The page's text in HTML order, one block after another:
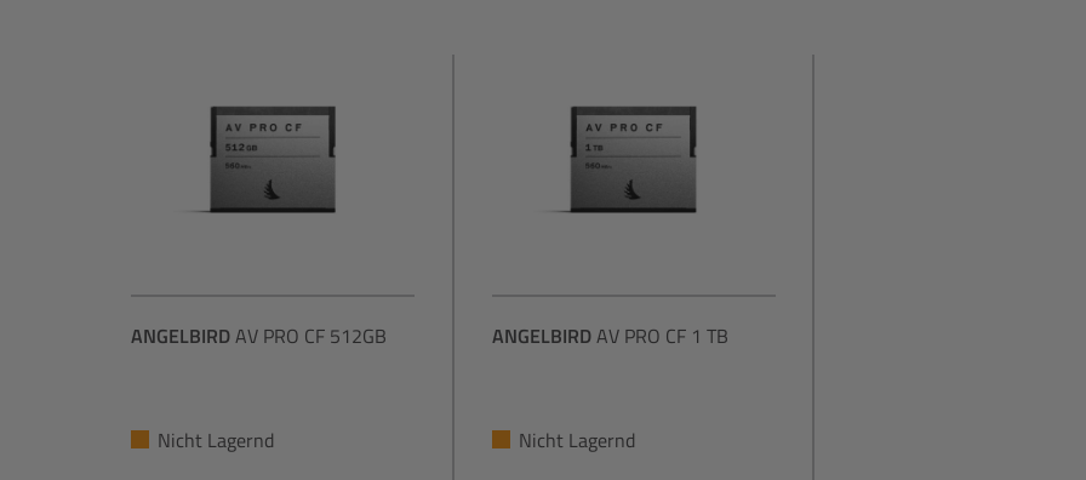
Tamron
ANGELBIRDAV PRO CF 512GB
Nicht Lagernd
ANGELBIRDAV PRO CF 1 TB
Nicht Lagernd